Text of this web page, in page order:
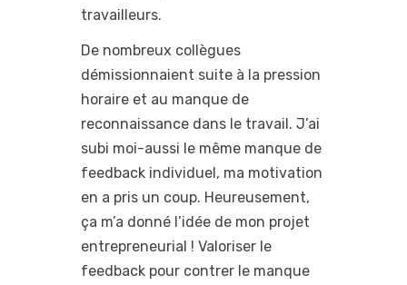
travailleurs.
De nombreux collègues
démissionnaient suite à la pression
horaire et au manque de
reconnaissance dans le travail. J’ai
subi moi-aussi le même manque de
feedback individuel, ma motivation
en a pris un coup. Heureusement,
ça m’a donné l’idée de mon projet
entrepreneurial ! Valoriser le
feedback pour contrer le manque